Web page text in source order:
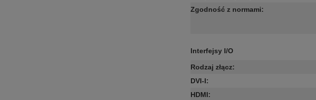
Zgodność z normami:
Interfejsy I/O
Rodzaj złącz:
DVI-I:
HDMI: